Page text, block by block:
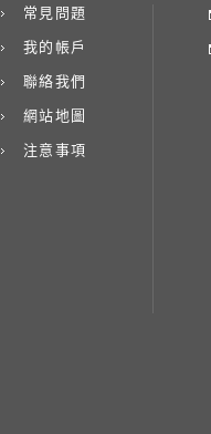
常見問題
我的帳戶
聯絡我們
網站地圖
注意事項